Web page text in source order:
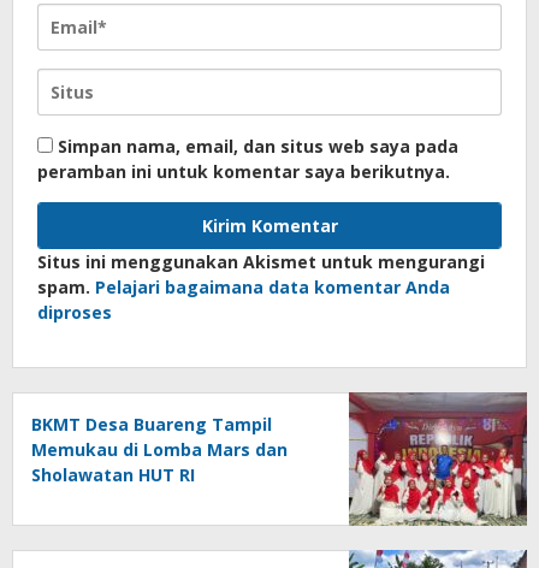
Simpan nama, email, dan situs web saya pada
peramban ini untuk komentar saya berikutnya.
Situs ini menggunakan Akismet untuk mengurangi
spam. Pelajari bagaimana data komentar Anda
diproses
BKMT Desa Buareng Tampil
Memukau di Lomba Mars dan
Sholawatan HUT RI